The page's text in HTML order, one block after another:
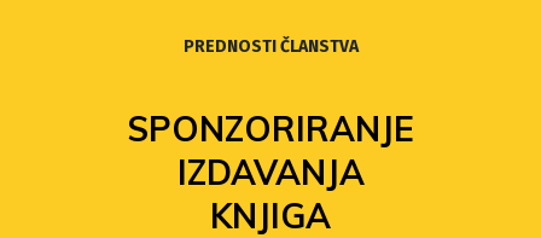
PREDNOSTI ČLANSTVA
SPONZORIRANJE
IZDAVANJA
KNJIGA